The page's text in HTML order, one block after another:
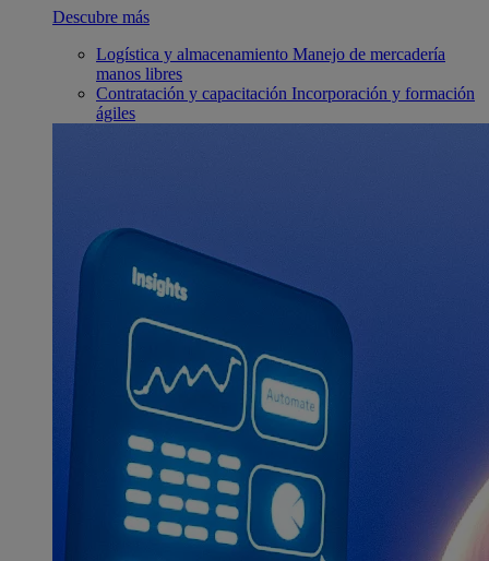
Descubre más
Logística y almacenamiento Manejo de mercadería
manos libres
Contratación y capacitación Incorporación y formación
ágiles